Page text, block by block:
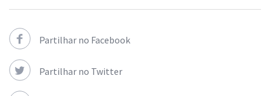
Partilhar no Facebook
Partilhar no Twitter